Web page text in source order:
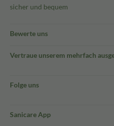
sicher und bequem
Bewerte uns
Vertraue unserem mehrfach
Folge uns
Sanicare App